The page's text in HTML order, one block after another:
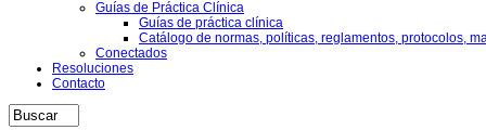
Guías de Práctica Clínica
Guías de práctica clínica
Catálogo de normas, políticas, reglamentos, protocolos,
Conectados
Resoluciones
Contacto